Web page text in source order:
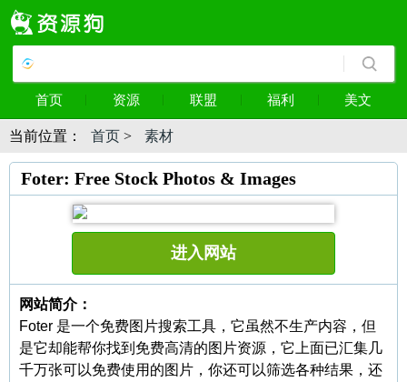
首页 资源 联盟 福利 美文
当前位置： 首页 > 素材
Foter: Free Stock Photos & Images
进入网站
网站简介：
Foter 是一个免费图片搜索工具，它虽然不生产内容，但
是它却能帮你找到免费高清的图片资源，它上面已汇集几
千万张可以免费使用的图片，你还可以筛选各种结果，还